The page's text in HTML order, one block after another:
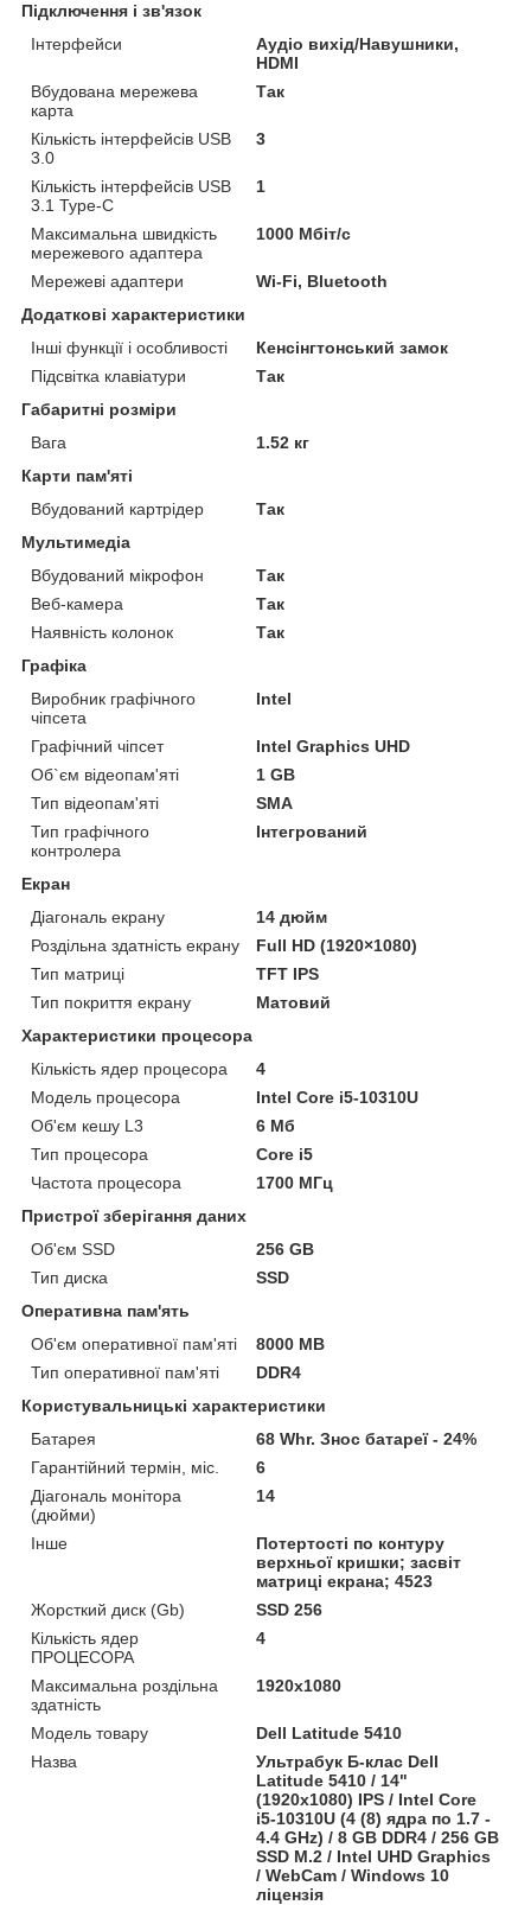
Підключення і зв'язок
Інтерфейси
Аудіо вихід/Навушники,
HDMI
Вбудована мережева
карта
Так
Кількість інтерфейсів USB
3.0
3
Кількість інтерфейсів USB
3.1 Type-C
1
Максимальна швидкість
мережевого адаптера
1000 Мбіт/с
Мережеві адаптери
Wi-Fi, Bluetooth
Додаткові характеристики
Інші функції і особливості
Кенсінгтонський замок
Підсвітка клавіатури
Так
Габаритні розміри
Вага
1.52 кг
Карти пам'яті
Вбудований картрідер
Так
Мультимедіа
Вбудований мікрофон
Так
Веб-камера
Так
Наявність колонок
Так
Графіка
Виробник графічного
чіпсета
Intel
Графічний чіпсет
Intel Graphics UHD
Об`єм відеопам'яті
1 GB
Тип відеопам'яті
SMA
Тип графічного
контролера
Інтегрований
Екран
Діагональ екрану
14 дюйм
Роздільна здатність екрану
Full HD (1920×1080)
Тип матриці
TFT IPS
Тип покриття екрану
Матовий
Характеристики процесора
Кількість ядер процесора
4
Модель процесора
Intel Core i5-10310U
Об'єм кешу L3
6 Мб
Тип процесора
Core i5
Частота процесора
1700 МГц
Пристрої зберігання даних
Об'єм SSD
256 GB
Тип диска
SSD
Оперативна пам'ять
Об'єм оперативної пам'яті
8000 MB
Тип оперативної пам'яті
DDR4
Користувальницькі характеристики
Батарея
68 Whr. Знос батареї - 24%
Гарантійний термін, міс.
6
Діагональ монітора
(дюйми)
14
Інше
Потертості по контуру
верхньої кришки; засвіт
матриці екрана; 4523
Жорсткий диск (Gb)
SSD 256
Кількість ядер
ПРОЦЕСОРА
4
Максимальна роздільна
здатність
1920x1080
Модель товару
Dell Latitude 5410
Назва
Ультрабук Б-клас Dell
Latitude 5410 / 14"
(1920x1080) IPS / Intel Core
i5-10310U (4 (8) ядра по 1.7 -
4.4 GHz) / 8 GB DDR4 / 256 GB
SSD M.2 / Intel UHD Graphics
/ WebCam / Windows 10
ліцензія